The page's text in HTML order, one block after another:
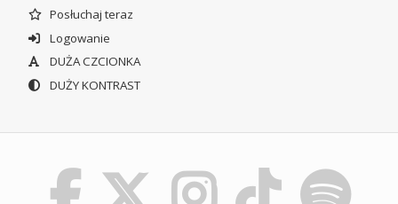
Posłuchaj teraz
Logowanie
DUŻA CZCIONKA
DUŻY KONTRAST